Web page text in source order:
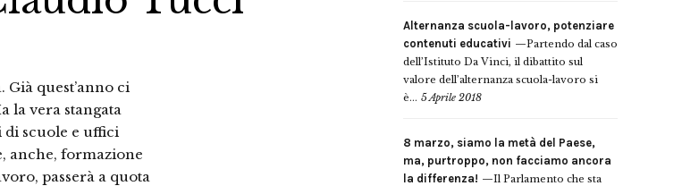
quest’anno ci
la vera stangata
di scuole e uffici
anche, formazione
passerà a quota
Alternanza scuola-lavoro, potenziare
contenuti educativi
Partendo dal caso
dell’Istituto Da Vinci, il dibattito sul
valore dell’alternanza scuola-lavoro si
è... 5 Aprile 2018
8 marzo, siamo la metà del Paese,
ma, purtroppo, non facciamo ancora
la differenza!
Il Parlamento che sta